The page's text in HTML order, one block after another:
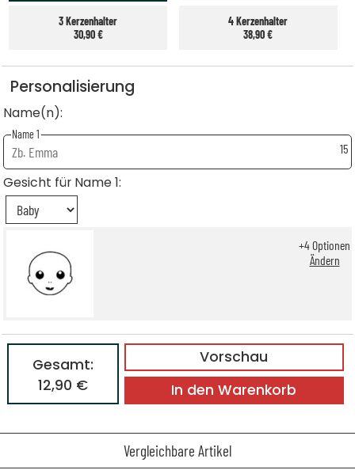
3 Kerzenhalter
30,90 €
4 Kerzenhalter
38,90 €
Personalisierung
Name(n):
Name 1
15
Gesicht für Name 1:
+4Optionen
Ändern
Vorschau
Gesamt:
12,90 €
In den Warenkorb
Vergleichbare Artikel